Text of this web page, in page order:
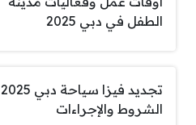
الطفل في دبي 2025
تجديد فيزا سياحة دبي 2025
الشروط والإجراءات